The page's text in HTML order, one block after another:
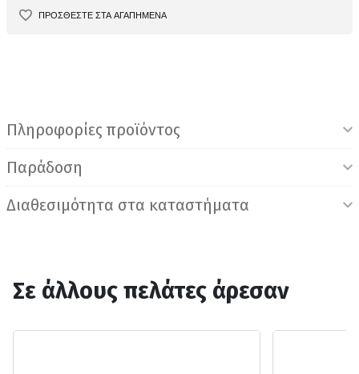
ΠΡΟΣΘΕΣΤΕ ΣΤΑ ΑΓΑΠΗΜΕΝΑ
Πληροφορίες προϊόντος
Παράδοση
Διαθεσιμότητα στα καταστήματα
Σε άλλους πελάτες άρεσαν